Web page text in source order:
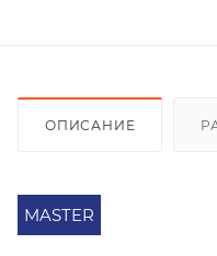
ОПИСАНИЕ
MASTER